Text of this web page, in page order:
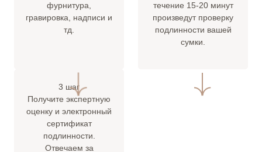
фурнитура,
гравировка, надписи и
тд.
течение 15-20 минут
произведут проверку
подлинности вашей
сумки.
3 шаг
Получите экспертную
оценку и электронный
сертификат
подлинности.
Отвечаем за